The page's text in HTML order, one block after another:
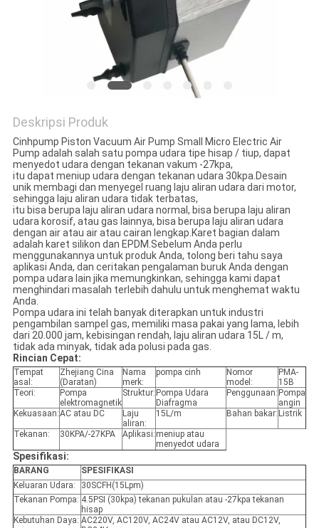
Deskripsi Produk
Cinhpump Piston Vacuum Air Pump Small Micro Electric Air
Pump adalah salah satu pompa udara tipe hisap / tiup, dapat
menyedot udara dengan tekanan vakum -27kpa,
itu dapat meniup udara dengan tekanan udara 30kpa.Desain
unik membagi dan menyegel ruang laju aliran udara dari motor,
sehingga laju aliran udara tidak terbatas,
itu bisa berupa laju aliran udara normal, bisa berupa laju aliran
udara korosif, atau gas lainnya, bisa berupa laju aliran udara
dengan air atau air atau cairan lengkap.Karet bagian dalam
adalah karet silikon dan EPDM.Sebelum Anda perlu
menggunakannya untuk produk Anda, tolong beri tahu saya
aplikasi Anda, dan ceritakan pengalaman buruk Anda dengan
pompa udara lain jika memungkinkan, sehingga kami dapat
menghindari masalah terlebih dahulu untuk menghemat waktu
Anda.
Pompa udara ini telah banyak diterapkan untuk industri
pengambilan sampel gas, memiliki masa pakai yang lama, lebih
dari 20.000 jam, kebisingan rendah, laju aliran udara 15L / m,
tidak ada minyak, tidak ada polusi pada gas.
Rincian Cepat:
Tempat
asal:
Zhejiang Cina
(Daratan)
Nama
merk:
pompa cinh
Nomor
model:
PMA-
15B
Teori:
Pompa
elektromagnetik
Struktur: Pompa Udara
Diafragma
Penggunaan: Pompa
angin
Kekuasaan:AC atau DC
Laju
aliran:
15L/m Bahan bakar: Listrik
Tekanan: 30KPA/-27KPA Aplikasi: meniup atau
menyedot udara
Spesifikasi:
BARANG
SPESIFIKASI
Keluaran Udara:
30SCFH(15Lpm)
Tekanan Pompa: 4.5PSI (30kpa) tekanan pukulan atau -27kpa tekanan
hisap
Kebutuhan Daya: AC220V, AC120V, AC24V atau AC12V, atau DC12V,